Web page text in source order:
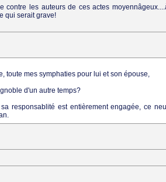
les auteurs de ces actes
qui serait grave!
toute mes symphaties pour lui et son épouse,
d'un autre temps?
responsablité est entièrement engagée, ce